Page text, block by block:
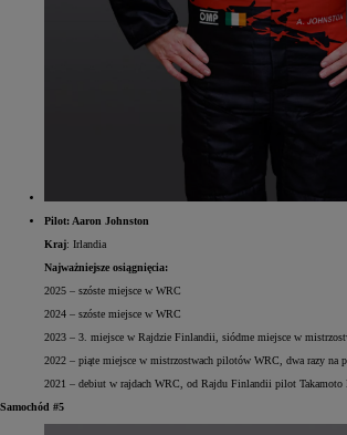
Pilot: Aaron Johnston
Kraj: Irlandia
Najważniejsze osiągnięcia:
2025 – szóste miejsce w WRC
2024 – szóste miejsce w WRC
2023 – 3. miejsce w Rajdzie Finlandii, siódme miejsce w
2022 – piąte miejsce w mistrzostwach pilotów WRC, dwa razy na
2021 – debiut w rajdach WRC, od Rajdu Finlandii pilot Takamoto
Samochód #5